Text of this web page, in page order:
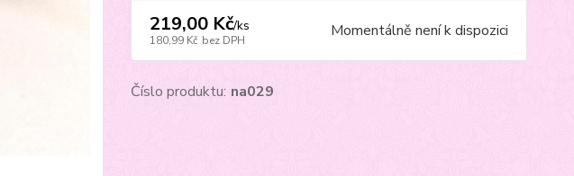
219,00 Kč/ks
180,99 Kč bez DPH Momentálně není k dispozici
Číslo produktu: na029